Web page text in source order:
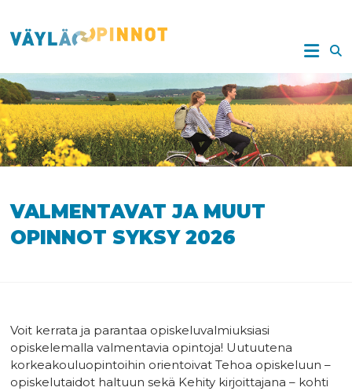
content
VÄYLÄOPINNOT
VALMENTAVAT JA MUUT
OPINNOT SYKSY 2026
Voit kerrata ja parantaa opiskeluvalmiuksiasi
opiskelemalla valmentavia opintoja! Uutuutena
korkeakouluopintoihin orientoivat Tehoa opiskeluun –
opiskelutaidot haltuun sekä Kehity kirjoittajana – kohti